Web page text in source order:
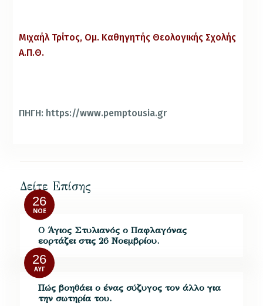
Μιχαήλ Τρίτος, Ομ. Καθηγητής Θεολογικής Σχολής
Α.Π.Θ.
ΠΗΓΗ: https://www.pemptousia.gr
Δείτε Επίσης
26
ΝΟΈ
Ο Άγιος Στυλιανός ο Παφλαγόνας
εορτάζει στις 26 Νοεμβρίου.
26
ΑΥΓ
Πώς βοηθάει ο ένας σύζυγος τον άλλο για
την σωτηρία του.